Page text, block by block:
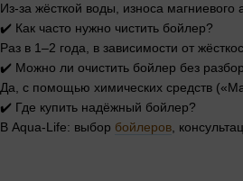
Из-за жёсткой воды, износа магниевого
✔️ Как часто нужно чистить бойлер?
Раз в 1–2 года, в зависимости от
✔️ Можно ли очистить бойлер без
Да, с помощью химических средств
✔️ Где купить надёжный бойлер?
В Aqua-Life: выбор бойлеров ,